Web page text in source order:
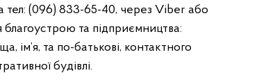
(096) 833-65-40, через Viber або
та підприємництва:
ім’я, та по-батькові, контактного
будівлі.